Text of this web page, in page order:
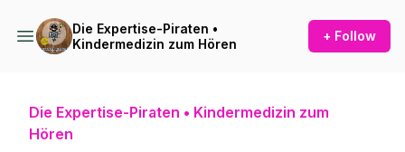
Die Expertise-Piraten •
Kindermedizin zum Hören
+ Follow
Die Expertise-Piraten • Kindermedizin zum
Hören